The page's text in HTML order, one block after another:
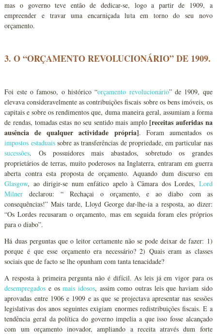
mas o governo teve então de dedicar-se, logo a partir de 1909, a
empreender e travar uma encarniçada luta em torno do seu novo
orçamento.
3. O “ORÇAMENTO REVOLUCIONÁRIO” DE 1909.
Foi este o famoso, o histórico “orçamento revolucionário” de 1909, que
elevava consideravelmente as contribuições fiscais sobre os bens imóveis, os
capitais e sobre os rendimentos que, duma maneira geral, assumiam a forma
de rendas, tomadas estas no seu sentido mais amplo [receitas auferidas na
ausência de qualquer actividade própria]. Foram aumentados os
impostos estaduaissobre as transferências de propriedade, em particular nas
sucessões. Os possuidores mais abastados, sobretudo os grandes
proprietários de terras, muito poderosos na Inglaterra, entraram em guerra
aberta contra esta proposta de orçamento. Aquando dum discurso em
Glasgow, ao dirigir-se num enfático apelo à Câmara dos Lordes, Lord
Milner declarou: “ Rechaçai o orçamento, e ao diabo com as
consequências!” Mais tarde, Lloyd George dar-lhe-ia a resposta, ao dizer:
“Os Lordes recusaram o orçamento, mas em seguida foram eles próprios
para o diabo”.
Há duas perguntas que o leitor certamente não se pode deixar de fazer: 1)
porque é que esse orçamento era necessário? 2) Quais eram as classes
sociais que de facto se lhe opunham com tanta tenacidade?
A resposta à primeira pergunta não é difícil. As leis já em vigor para os
desempregados e osmais idosos, assim como outras leis que haviam sido
aprovadas entre 1906 e 1909 e as que se projectava apresentar nas sessões
legislativas dos anos seguintes exigiam enormes redistribuições fiscais. E a
tendência geral da política do governo impelia a que isso fosse alcançado
com um orçamento inovador, ampliando a receita através dum forte